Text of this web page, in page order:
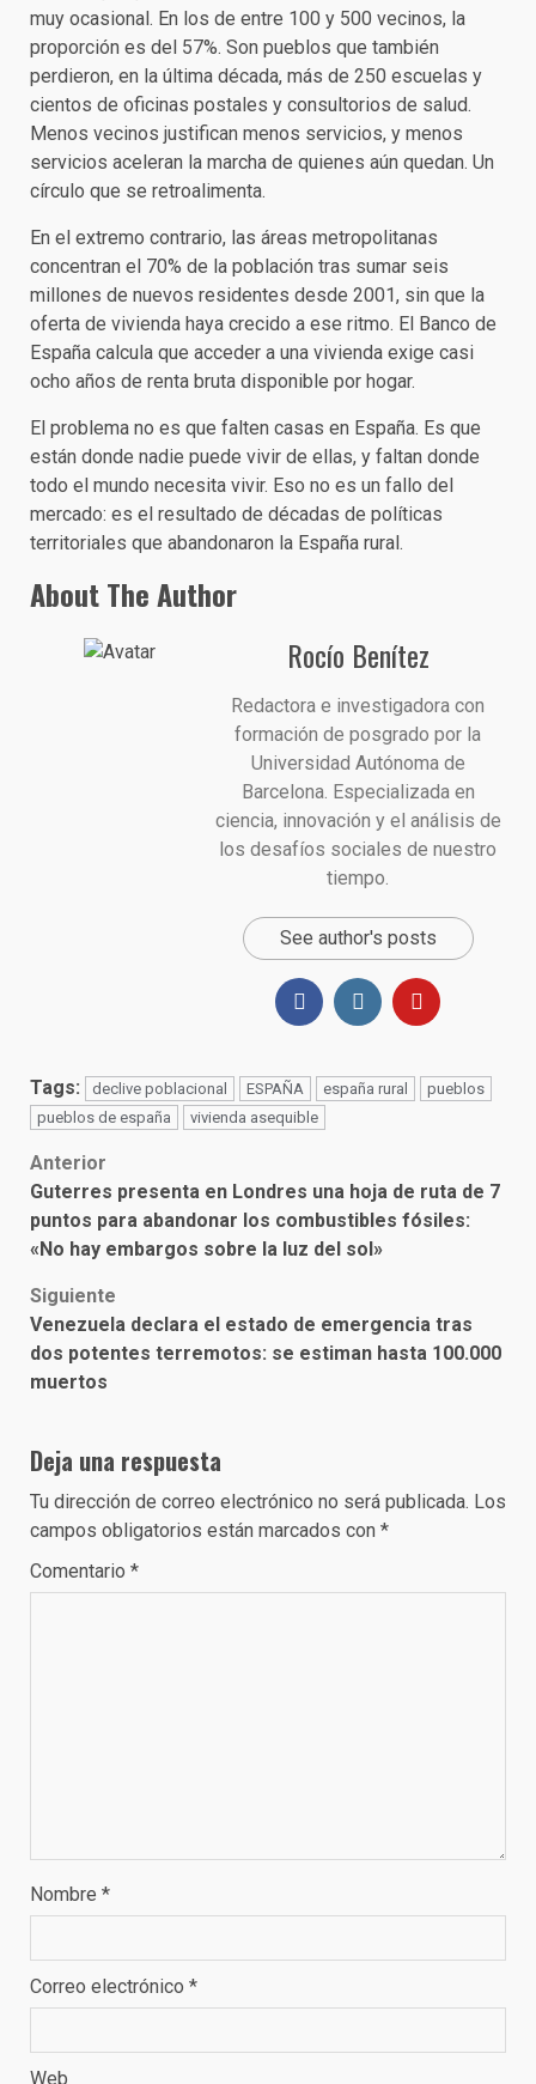
muy ocasional. En los de entre 100 y 500 vecinos, la
proporción es del 57%. Son pueblos que también
perdieron, en la última década, más de 250 escuelas y
cientos de oficinas postales y consultorios de salud.
Menos vecinos justifican menos servicios, y menos
servicios aceleran la marcha de quienes aún quedan. Un
círculo que se retroalimenta.
En el extremo contrario, las áreas metropolitanas
concentran el 70% de la población tras sumar seis
millones de nuevos residentes desde 2001, sin que la
oferta de vivienda haya crecido a ese ritmo. El Banco de
España calcula que acceder a una vivienda exige casi
ocho años de renta bruta disponible por hogar.
El problema no es que falten casas en España. Es que
están donde nadie puede vivir de ellas, y faltan donde
todo el mundo necesita vivir. Eso no es un fallo del
mercado: es el resultado de décadas de políticas
territoriales que abandonaron la España rural.
About The Author
Rocío Benítez
Redactora e investigadora con
formación de posgrado por la
Universidad Autónoma de
Barcelona. Especializada en
ciencia, innovación y el análisis de
los desafíos sociales de nuestro
tiempo.
See author's posts
Tags: declive poblacional ESPAÑA españa rural
pueblos
pueblos de españa
vivienda asequible
Post
navigation
Anterior
Guterres presenta en Londres una hoja de ruta de 7
puntos para abandonar los combustibles fósiles:
«No hay embargos sobre la luz del sol»
Siguiente
Venezuela declara el estado de emergencia tras
dos potentes terremotos: se estiman hasta 100.000
muertos
Deja una respuesta
Tu dirección de correo electrónico no será publicada. Los
campos obligatorios están marcados con *
Comentario *
Nombre *
Correo electrónico *
Web